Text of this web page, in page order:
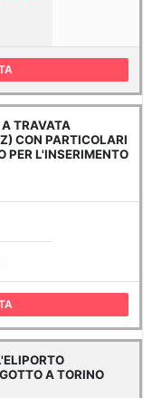
TRAVATA
CON PARTICOLARI
PER L'INSERIMENTO
A TORINO